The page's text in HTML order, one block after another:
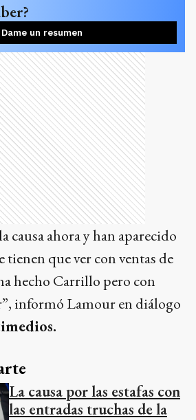
Dame un resumen
causa ahora y han aparecido
que ver con ventas de
hecho Carrillo pero con
informó Lamour en diálogo
La causa por las estafas con
las entradas truchas de la